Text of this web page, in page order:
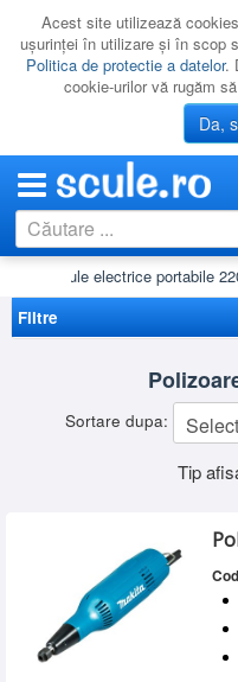
Acest site utilizează
uşurinţei în utilizare şi în scop
Politica de protectie a datelor.
cookie-urilor vă rugăm
Da,
CATEGORII
PROMOTII
LICHIDARE
INCHIRIERI
BLOG
CONTACT
Scule electrice portabile
Filtre
Disponibilitate
(1)
FAR TOOLS (1)
MAKITA(5)
MILWAUKEE
Sub 500 W(4)
500 - 600 W(4)
Peste 600 W
Bucsa prindere elastica
20 mm (1)
6 mm(17)
8 mm
Fixa
Sortare dupa:
Tip